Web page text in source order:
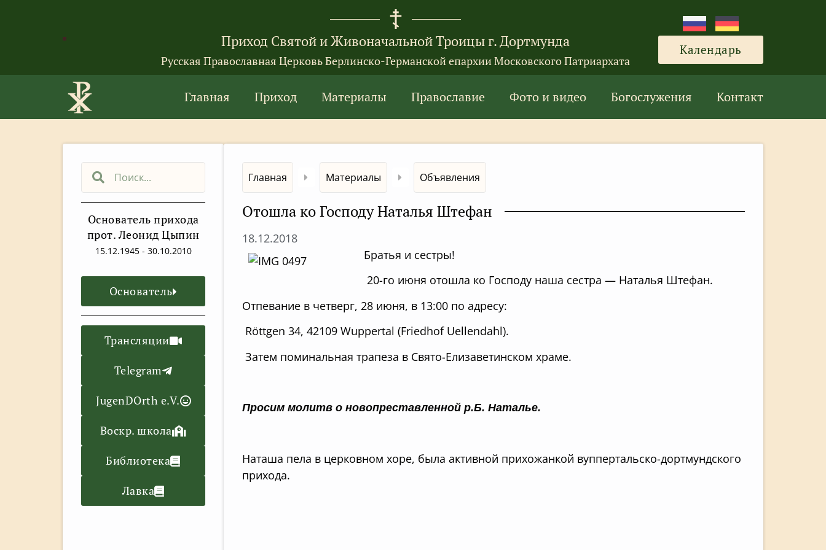
Приход Святой и Живоначальной Троицы г. Дортмунда
Русская Православная Церковь Берлинско-Германской епархии Московского Патриархата
Календарь
Главная Приход Материалы Православие Фото и видео Богослужения Контакт
Основатель прихода
прот. Леонид Цыпин
15.12.1945 - 30.10.2010
Основатель
Трансляции
Telegram
JugenDOrth e.V.
Воскр. школа
Библиотека
Лавка
Главная Материалы Объявления
Отошла ко Господу Наталья Штефан
18.12.2018
Братья и сестры!
20-го июня отошла ко Господу наша сестра — Наталья Штефан.
Отпевание в четверг, 28 июня, в 13:00 по адресу:
Röttgen 34, 42109 Wuppertal (Friedhof Uellendahl).
Затем поминальная трапеза в Свято-Елизаветинском храме.
Просим молитв о новопреставленной р.Б. Наталье.
Наташа пела в церковном хоре, была активной прихожанкой вуппертальско-дортмундского
прихода.